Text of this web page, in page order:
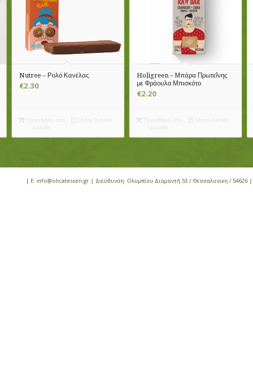
Nutree – Ρολό Κανέλας
€2.30
Holigreen – Μπάρα Πρωτεΐνης
με Φράουλα Μπισκότο
€2.20
| E: info@olicatessen.gr | Διεύθυνση: Ολυμπίου Διαμαντή 53 / Θεσσαλονικη / 54626